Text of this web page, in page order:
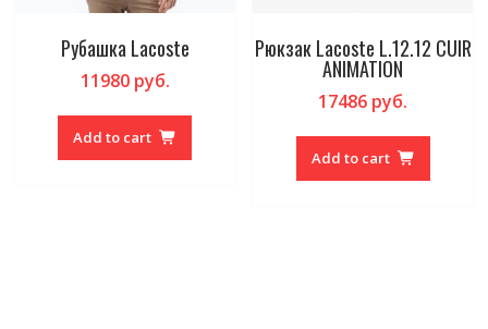
Рубашка Lacoste
11980руб.
Add to cart
Рюкзак Lacoste L.12.12 CUIR
ANIMATION
17486 руб.
Add to cart